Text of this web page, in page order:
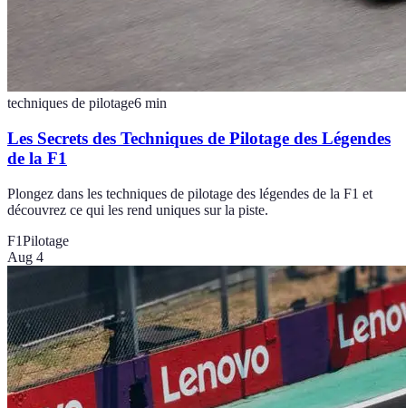
techniques de pilotage6 min
Les Secrets des Techniques de Pilotage des Légendes
de la F1
Plongez dans les techniques de pilotage des légendes de la F1 et
découvrez ce qui les rend uniques sur la piste.
F1Pilotage
Aug 4